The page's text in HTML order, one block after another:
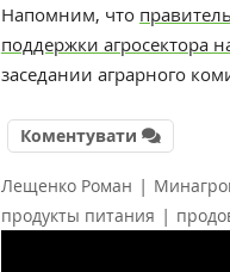
Напомним, что
поддержки агросектора
заседании аграрного
Коментувати
Лещенко Роман |
продукты питания |